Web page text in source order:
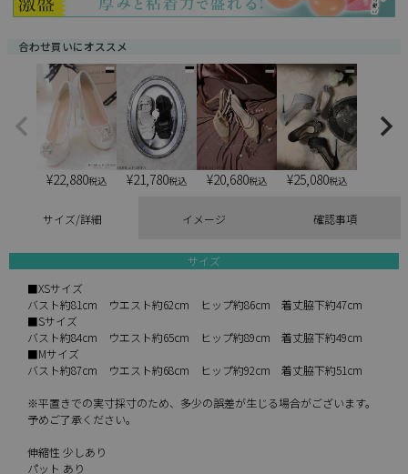
合わせ買いにオススメ
¥22,880税込 ¥21,780税込 ¥20,680税込 ¥25,080税込
サイズ/詳細 イメージ 確認事項
サイズ
■XSサイズ
バスト約81cm ウエスト約62cm ヒップ約86cm 着丈脇下約47cm
■Sサイズ
バスト約84cm ウエスト約65cm ヒップ約89cm 着丈脇下約49cm
■Mサイズ
バスト約87cm ウエスト約68cm ヒップ約92cm 着丈脇下約51cm
※平置きでの実寸採寸のため、多少の誤差が生じる場合がございます。
予めご了承ください。
伸縮性 少しあり
パット あり